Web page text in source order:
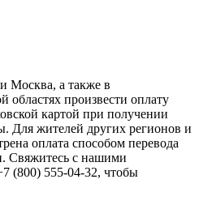
Москва, а также в
областях произвести оплату
картой при получении
Для жителей других регионов и
оплата способом перевода
Свяжитесь с нашими
(800) 555-04-32, чтобы